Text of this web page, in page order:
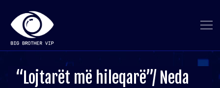
“Lojtarët më hileqarë”/ Neda